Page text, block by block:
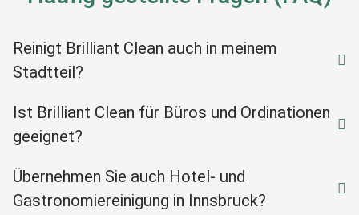
Reinigt Brilliant Clean auch in meinem
Stadtteil?
Ist Brilliant Clean für Büros und Ordinationen
geeignet?
Übernehmen Sie auch Hotel- und
Gastronomiereinigung in Innsbruck?